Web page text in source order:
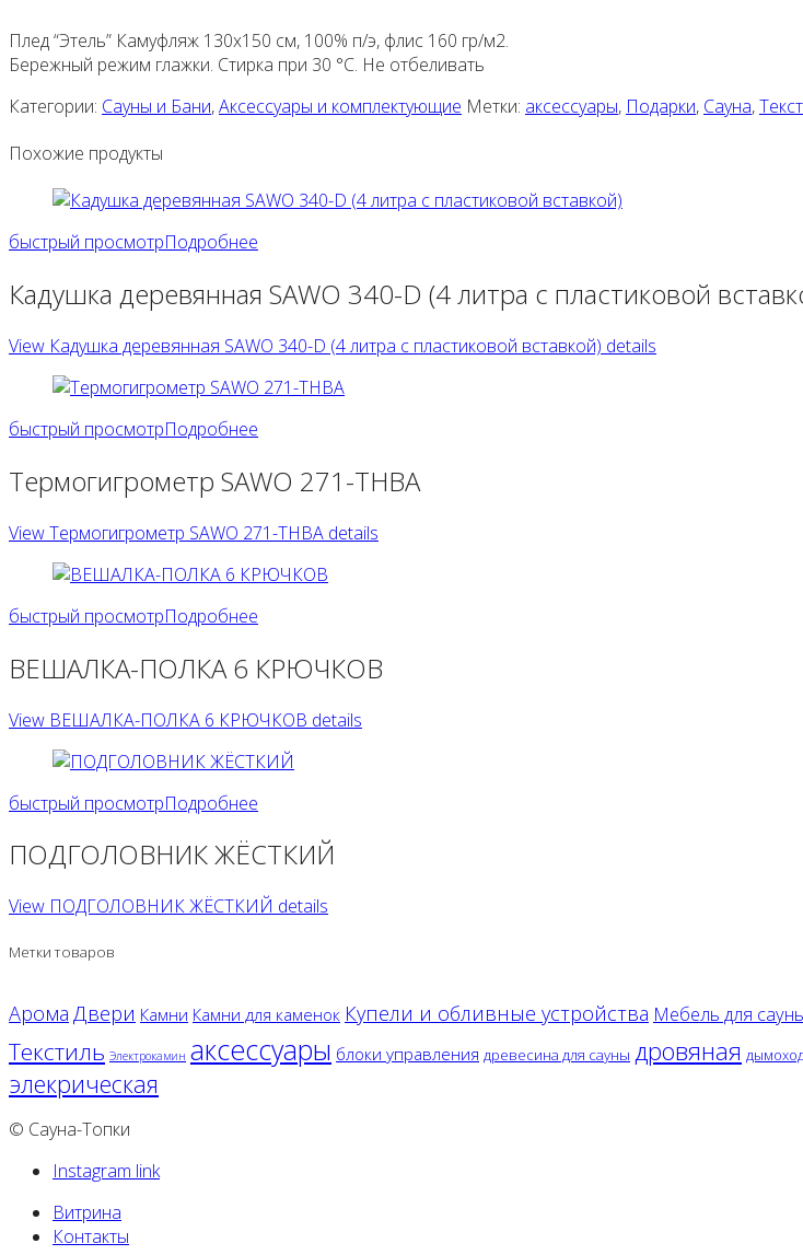
Плед “Этель” Камуфляж 130х150 см, 100% п/э, флис 160 гр/м2.
Бережный режим глажки. Стирка при 30 °С. Не отбеливать
Категории: Сауны и Бани,Аксессуары и комплектующие Метки: аксессуары, Подарки, Сауна,
Похожие продукты
быстрый просмотрПодробнее
Кадушка деревянная SAWO 340-D (4 литра с пластиковой
View Кадушка деревянная SAWO 340-D (4 литра с пластиковой вставкой) details
быстрый просмотрПодробнее
Термогигрометр SAWO 271-THBA
View Термогигрометр SAWO 271-THBA details
быстрый просмотрПодробнее
ВЕШАЛКА-ПОЛКА 6 КРЮЧКОВ
View ВЕШАЛКА-ПОЛКА 6 КРЮЧКОВ details
быстрый просмотрПодробнее
ПОДГОЛОВНИК ЖЁСТКИЙ
View ПОДГОЛОВНИК ЖЁСТКИЙ details
Метки товаров
Арома Двери Камни Камни для каменок Купели и обливные устройства Мебель для
Текстиль Электрокамин аксессуары блоки управления древесина для сауны дровяная
элекрическая
© Сауна-Топки
Instagram link
Витрина
Контакты